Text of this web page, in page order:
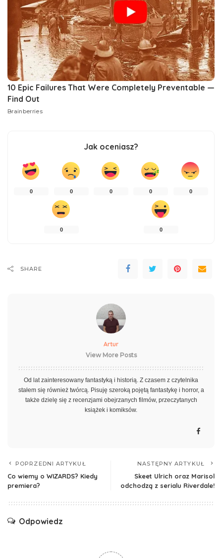
Jak oceniasz?
0 0 0 0 0
0 0
SHARE
Artur
View More Posts
Od lat zainteresowany fantastyką i historią. Z czasem z czytelnika
stałem się również twórcą. Pisuję szeroką pojętą fantastykę i horror, a
także dzielę się z recenzjami obejrzanych filmów, przeczytanych
książek i komiksów.
POPRZEDNI ARTYKUŁ
Co wiemy o WIZARDS? Kiedy
premiera?
NASTĘPNY ARTYKUŁ
Skeet Ulrich oraz Marisol
odchodzą z serialu Riverdale!
Odpowiedz